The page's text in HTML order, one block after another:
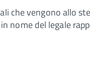
che vengono allo
nome del legale